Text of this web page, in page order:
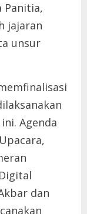
Panitia,
jajaran
unsur
Agenda
dan